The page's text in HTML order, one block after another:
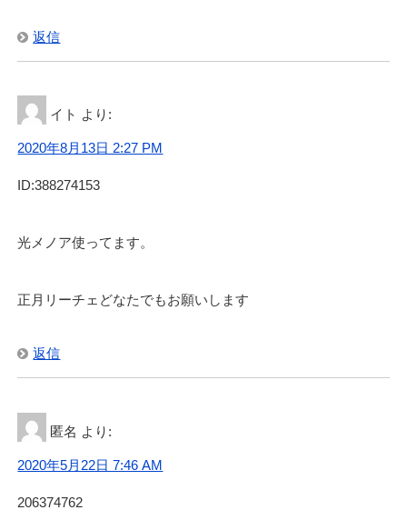
返信
イト より:
2020年8月13日 2:27 PM
ID:388274153
光メノア使ってます。
正月リーチェどなたでもお願いします
返信
匿名 より:
2020年5月22日 7:46 AM
206374762